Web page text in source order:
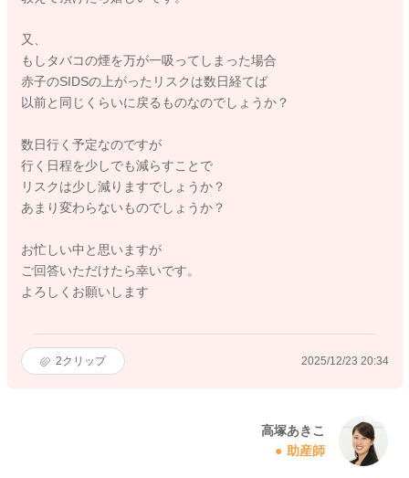
又、
もしタバコの煙を万が一吸ってしまった場合
赤子のSIDSの上がったリスクは数日経てば
以前と同じくらいに戻るものなのでしょうか？
数日行く予定なのですが
行く日程を少しでも減らすことで
リスクは少し減りますでしょうか？
あまり変わらないものでしょうか？
お忙しい中と思いますが
ご回答いただけたら幸いです。
よろしくお願いします
2クリップ 2025/12/23 20:34
高塚あきこ
助産師